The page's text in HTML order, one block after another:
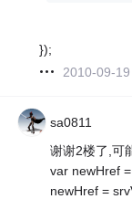
});
2010-09-19
sa0811
谢谢2楼了,可
var newHref
newHref =